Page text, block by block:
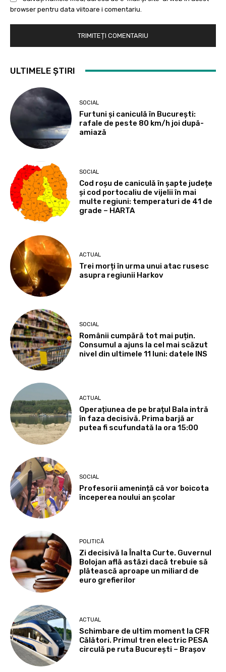
browser pentru data viitoare i comentariu.
ULTIMELE ȘTIRI
SOCIAL
Furtuni și caniculă în București:
rafale de peste 80 km/h joi după-
amiază
SOCIAL
Cod roșu de caniculă în șapte județe
și cod portocaliu de vijelii în mai
multe regiuni: temperaturi de 41 de
grade – HARTA
ACTUAL
Trei morți în urma unui atac rusesc
asupra regiunii Harkov
SOCIAL
Românii cumpără tot mai puțin.
Consumul a ajuns la cel mai scăzut
nivel din ultimele 11 luni: datele INS
ACTUAL
Operațiunea de pe brațul Bala intră
în faza decisivă. Prima barjă ar
putea fi scufundată la ora 15:00
SOCIAL
Profesorii amenință că vor boicota
începerea noului an școlar
POLITICĂ
Zi decisivă la Înalta Curte. Guvernul
Bolojan află astăzi dacă trebuie să
plătească aproape un miliard de
euro grefierilor
ACTUAL
Schimbare de ultim moment la CFR
Călători. Primul tren electric PESA
circulă pe ruta București – Brașov